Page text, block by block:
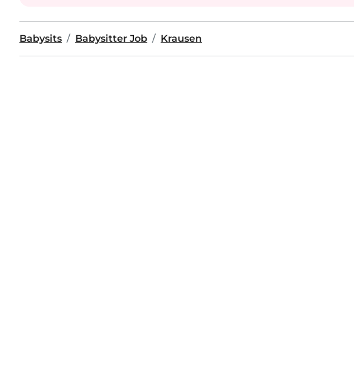
Babysits Babysitter Job Krausen